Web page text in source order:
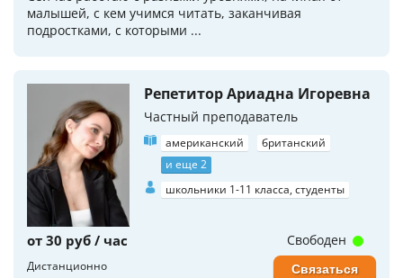
малышей, с кем учимся читать, заканчивая
подростками, с которыми ...
Репетитор Ариадна Игоревна
Частный преподаватель
американский
британский
и еще 2
школьники 1-11 класса, студенты
от 30 руб / час
Дистанционно
Свободен
Связаться